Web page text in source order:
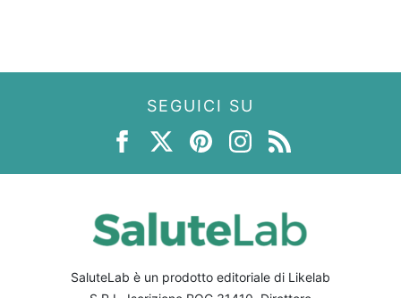
SEGUICI SU
SaluteLab è un prodotto editoriale di Likelab